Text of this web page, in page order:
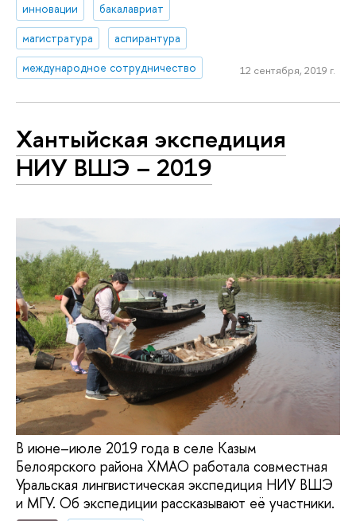
инновации
бакалавриат
магистратура
аспирантура
международное сотрудничество
12 сентября, 2019 г.
Хантыйская экспедиция
НИУ ВШЭ – 2019
В июне–июле 2019 года в селе Казым
Белоярского района ХМАО работала совместная
Уральская лингвистическая экспедиция НИУ ВШЭ
и МГУ. Об экспедиции рассказывают её участники.